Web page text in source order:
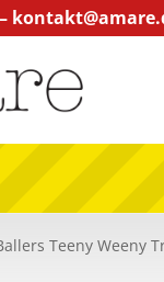
Teeny Weeny